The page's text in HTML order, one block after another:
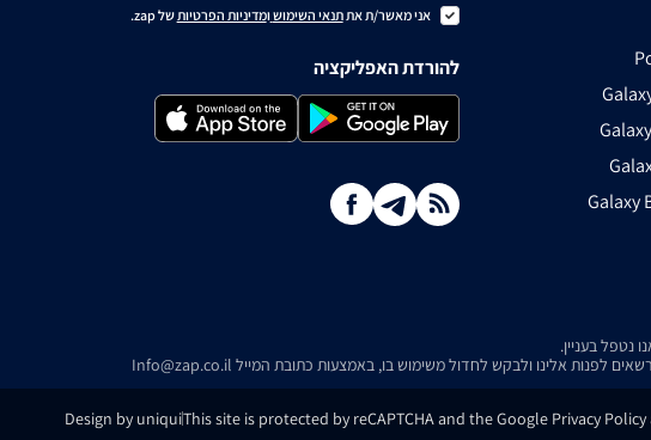
Galaxy
אני מאשר/ת אתתנאי השימושומדיניות הפרטיותשל zap.
להורדת האפליקציה
לפנות אלינו ולבקש לחדול משימוש בו, באמצעות כתובת המייל Info@zap.co.il
This site is protected by reCAPTCHA and the Google Privacy
Design by uniqui